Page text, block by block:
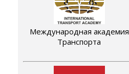
Международная академия
Транспорта